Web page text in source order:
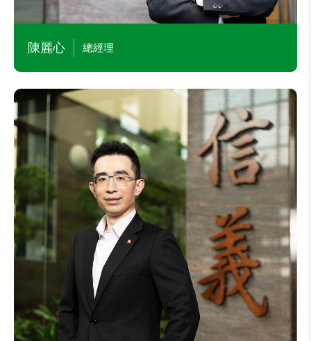
陳麗心 總經理
董事長
周耕宇
轉型長(代理倫理長)
主要學經歷
本公司副董事長
本公司數位智能中心副總經理
本公司業務區主管
本公司數據應用發展部協理
卡內基美隆大學碩士
目前兼任本公司及其他公司職務
本公司董事長